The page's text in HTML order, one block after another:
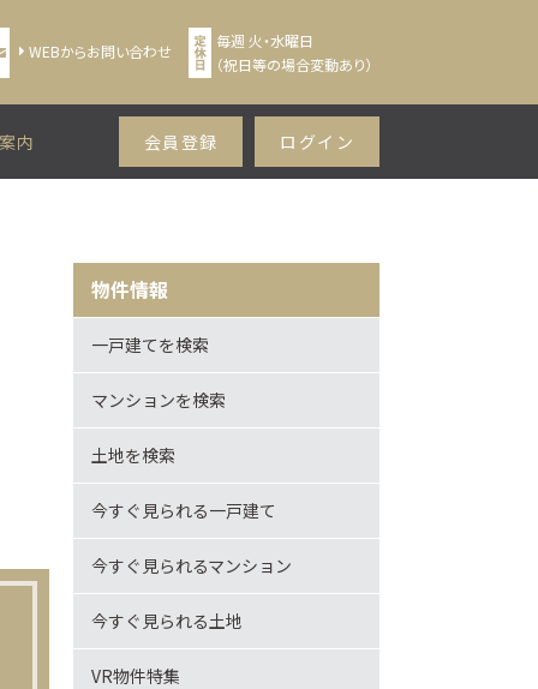
WEBからお問い合わせ
毎週 火・水曜日
（祝日等の場合変動あり）
内 会員登録 ログイン
物件情報
一戸建てを検索
マンションを検索
土地を検索
今すぐ見られる一戸建て
今すぐ見られるマンション
今すぐ見られる土地
VR物件特集